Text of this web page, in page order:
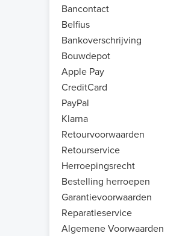
Bancontact
Belfius
Bankoverschrijving
Bouwdepot
Apple Pay
CreditCard
PayPal
Klarna
Retourvoorwaarden
Retourservice
Herroepingsrecht
Bestelling herroepen
Garantievoorwaarden
Reparatieservice
Algemene Voorwaarden